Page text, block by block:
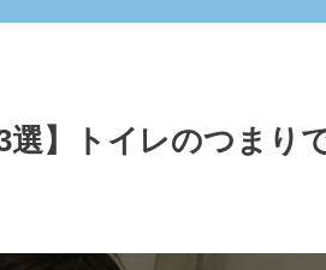
選】トイレのつまり